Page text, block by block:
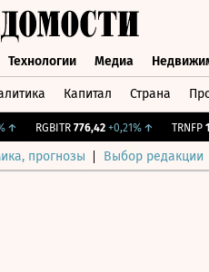
Технологии Медиа
Капитал Страна
↑ RGBITR 776,42 +0,21%↑ TRNFP 1
прогнозы Выбор редакции